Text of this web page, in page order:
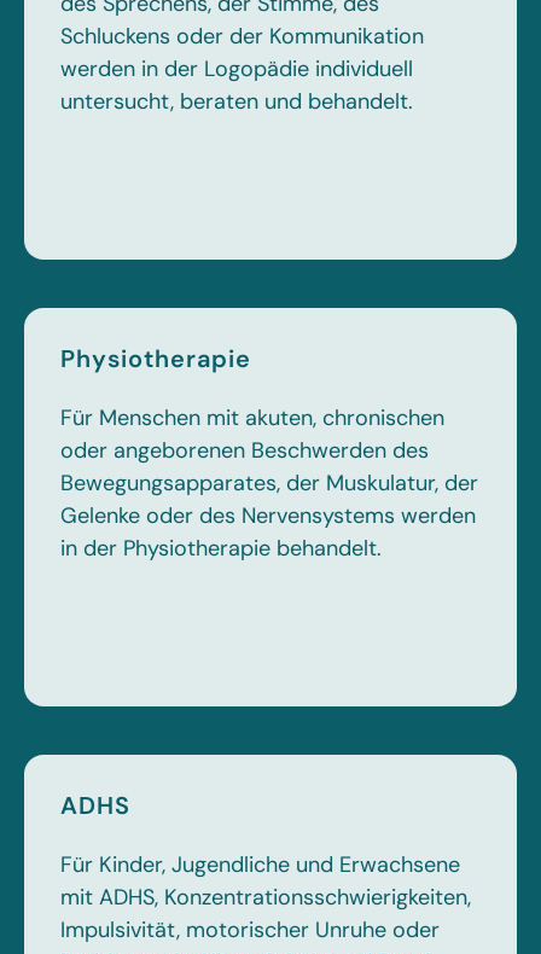
Schluckens oder der Kommunikation
werden in der Logopädie individuell
untersucht, beraten und behandelt.
Physiotherapie
Für Menschen mit akuten, chronischen
oder angeborenen Beschwerden des
Bewegungsapparates, der Muskulatur, der
Gelenke oder des Nervensystems werden
in der Physiotherapie behandelt.
ADHS
Für Kinder, Jugendliche und Erwachsene
mit ADHS, Konzentrationsschwierigkeiten,
Impulsivität, motorischer Unruhe oder